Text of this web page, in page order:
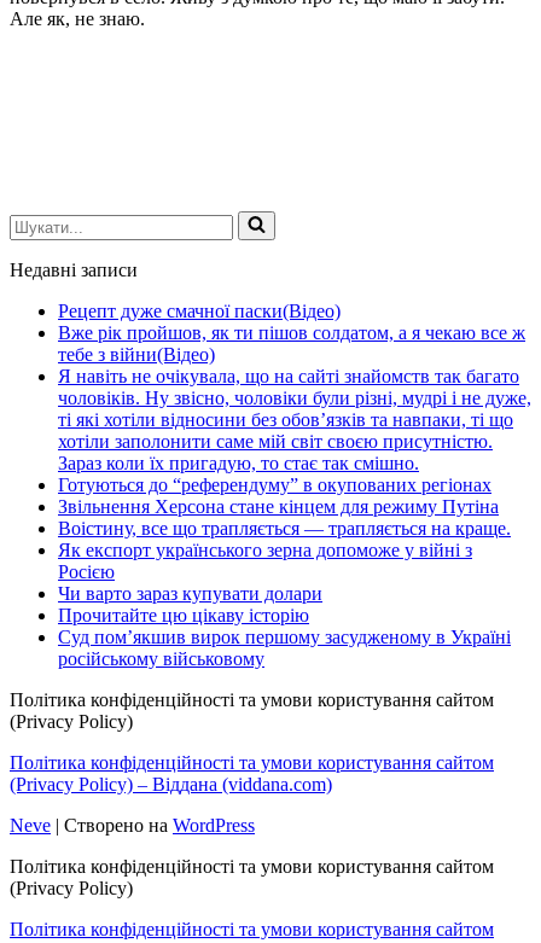
Але як, не знаю.
Шукати...
Недавні записи
Рецепт дуже смачної паски(Відео)
Вже рік пройшов, як ти пішов солдатом, а я чекаю все ж
тебе з війни(Відео)
Я навіть не очікувала, що на сайті знайомств так багато
чоловіків. Ну звісно, чоловіки були різні, мудрі і не дуже,
ті які хотіли відносини без обов’язків та навпаки, ті що
хотіли заполонити саме мій світ своєю присутністю.
Зараз коли їх пригадую, то стає так смішно.
Готуються до “референдуму” в окупованих регіонах
Звільнення Херсона стане кінцем для режиму Путіна
Воістину, все що трапляється — трапляється на краще.
Як експорт українського зерна допоможе у війні з
Росією
Чи варто зараз купувати долари
Прочитайте цю цікаву історію
Суд пом’якшив вирок першому засудженому в Україні
російському військовому
Політика конфіденційності та умови користування сайтом
(Privacy Policy)
Політика конфіденційності та умови користування сайтом
(Privacy Policy) – Віддана (viddana.com)
Neve | Створено на WordPress
Політика конфіденційності та умови користування сайтом
(Privacy Policy)
Політика конфіденційності та умови користування сайтом